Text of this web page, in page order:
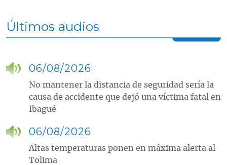
Últimos audios
06/08/2026
No mantener la distancia de seguridad sería la
causa de accidente que dejó una víctima fatal en
Ibagué
06/08/2026
Altas temperaturas ponen en máxima alerta al
Tolima